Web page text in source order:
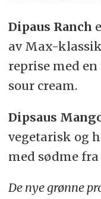
Dipaus Ranch
av Max-
reprise med
sour cream.
Dipsaus
vegetarisk og
med sødme
De nye grønne